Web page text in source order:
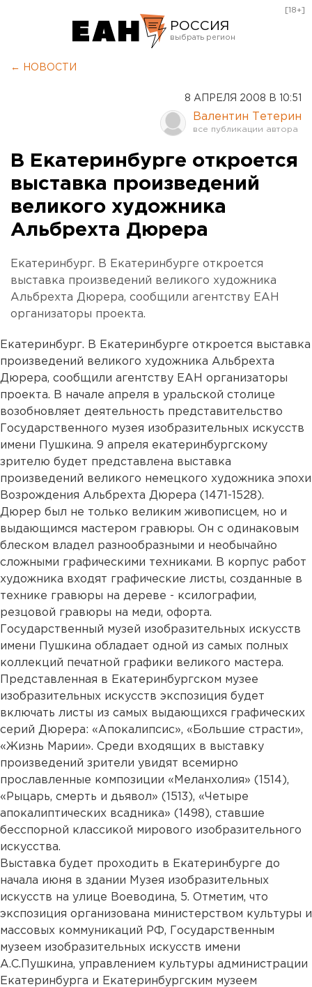
РОССИЯ
Курган
Оренбург
[18+]
← НОВОСТИ
8 АПРЕЛЯ 2008 В 10:51
Валентин Тетерин
В Екатеринбурге откроется
выставка произведений
великого художника
Альбрехта Дюрера
Екатеринбург. В Екатеринбурге откроется
выставка произведений великого художника
Альбрехта Дюрера, сообщили агентству ЕАН
организаторы проекта.
Екатеринбург. В Екатеринбурге откроется выставка
произведений великого художника Альбрехта
Дюрера, сообщили агентству ЕАН организаторы
проекта. В начале апреля в уральской столице
возобновляет деятельность представительство
Государственного музея изобразительных искусств
имени Пушкина. 9 апреля екатеринбургскому
зрителю будет представлена выставка
произведений великого немецкого художника эпохи
Возрождения Альбрехта Дюрера (1471-1528).
Дюрер был не только великим живописцем, но и
выдающимся мастером гравюры. Он с одинаковым
блеском владел разнообразными и необычайно
сложными графическими техниками. В корпус работ
художника входят графические листы, созданные в
технике гравюры на дереве - ксилографии,
резцовой гравюры на меди, офорта.
Государственный музей изобразительных искусств
имени Пушкина обладает одной из самых полных
коллекций печатной графики великого мастера.
Представленная в Екатеринбургском музее
изобразительных искусств экспозиция будет
включать листы из самых выдающихся графических
серий Дюрера: «Апокалипсис», «Большие страсти»,
«Жизнь Марии». Среди входящих в выставку
произведений зрители увидят всемирно
прославленные композиции «Меланхолия» (1514),
«Рыцарь, смерть и дьявол» (1513), «Четыре
апокалиптических всадника» (1498), ставшие
бесспорной классикой мирового изобразительного
искусства.
Выставка будет проходить в Екатеринбурге до
начала июня в здании Музея изобразительных
искусств на улице Воеводина, 5. Отметим, что
экспозиция организована министерством культуры и
массовых коммуникаций РФ, Государственным
музеем изобразительных искусств имени
А.С.Пушкина, управлением культуры администрации
Екатеринбурга и Екатеринбургским музеем